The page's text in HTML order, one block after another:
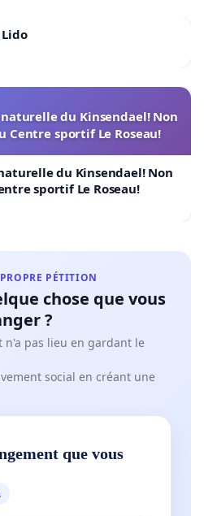
du Kinsendael! Non
Centre sportif Le Roseau!
du Kinsendael! Non
sportif Le Roseau!
PÉTITION
chose que vous
?
n'a pas lieu en gardant le
social en créant une
que vous